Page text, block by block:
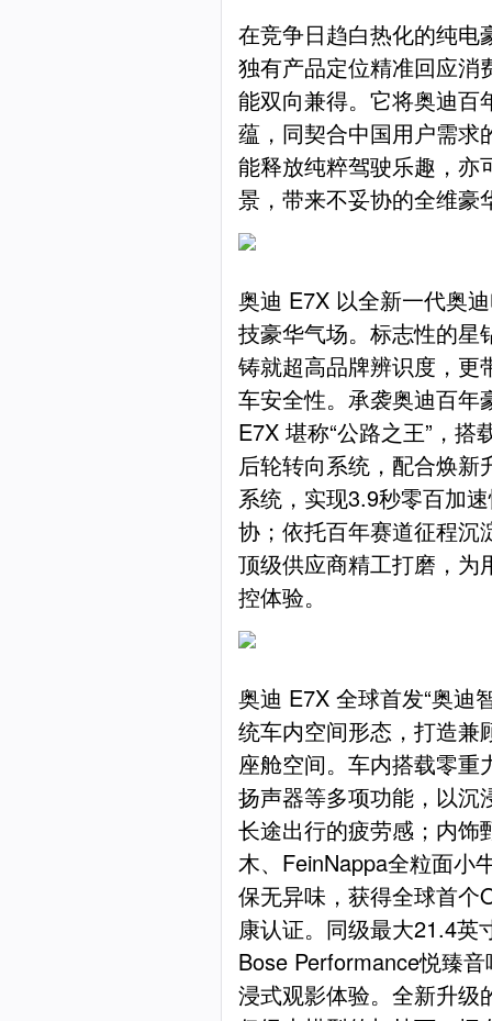
在竞争日趋白热化的纯电
独有产品定位精准回应消
能双向兼得。它将奥迪百
蕴，同契合中国用户需求
能释放纯粹驾驶乐趣，亦
景，带来不妥协的全维豪
奥迪 E7X 以全新一代奥
技豪华气场。标志性的星
铸就超高品牌辨识度，更
车安全性。承袭奥迪百年
E7X 堪称“公路之王”，
后轮转向系统，配合焕
系统，实现3.9秒零百加
协；依托百年赛道征程沉
顶级供应商精工打磨，为
控体验。
奥迪 E7X 全球首发“奥迪
统车内空间形态，打造兼
座舱空间。车内搭载零重
扬声器等多项功能，以沉
长途出行的疲劳感；内饰
木、FeinNappa全粒面小
保无异味，获得全球首个
康认证。同级最大21.4英
Bose Performance悦臻
浸式观影体验。全新升级